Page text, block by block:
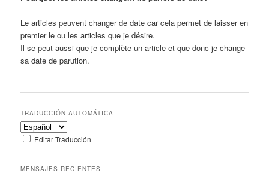
Le articles peuvent changer de date car cela permet de laisser en
premier le ou les articles que je désire.
Il se peut aussi que je complète un article et que donc je change
sa date de parution.
TRADUCCIÓN AUTOMÁTICA
Editar Traducción
MENSAJES RECIENTES